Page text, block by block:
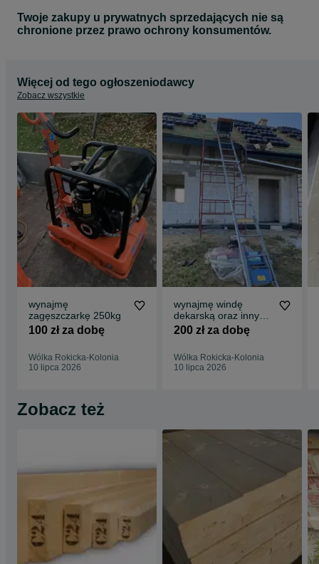
Twoje zakupy u prywatnych sprzedających nie są
chronione przez prawo ochrony konsumentów.
Więcej od tego ogłoszeniodawcy
Zobacz wszystkie
wynajmę
zagęszczarkę 250kg
100 zł za dobę
Wólka Rokicka-Kolonia
10 lipca 2026
wynajmę windę
dekarską oraz inny
sprzęt dekarsko
200 zł za dobę
Wólka Rokicka-Kolonia
10 lipca 2026
Zobacz też